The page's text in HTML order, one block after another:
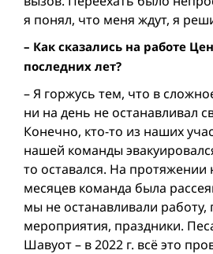
я понял, что меня ждут, я
– Как сказались на работе
последних лет?
– Я горжусь тем, что в
ни на день не останавливал
Конечно, кто-то из наших
нашей команды
то оставался. На протяжении
месяцев команда была
мы не останавливали работу,
мероприятия, праздники.
Шавуот – в 2022 г. всё это